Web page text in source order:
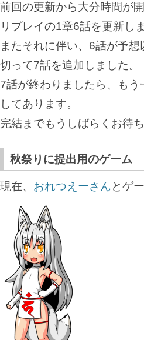
前回の更新から大分時間が
リプレイの1章6話を更新し
またそれに伴い、6話が予
切って7話を追加しました。
7話が終わりましたら、も
してあります。
完結までもうしばらくお待ち
秋祭りに提出用のゲーム
現在、 おれつえーさんとゲ